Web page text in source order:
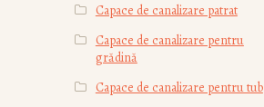
Capace de canalizare patrat
Capace de canalizare pentru
grădină
Capace de canalizare pentru tub